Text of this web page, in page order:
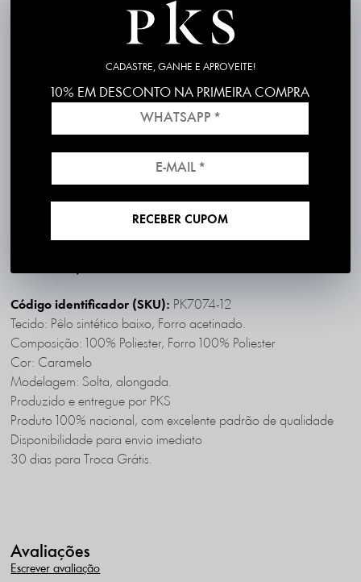
Frete grátis em compras acima de R$199
Código identificador (SKU): PK7074-12
Tecido: Pêlo sintético baixo, Forro acetinado.
Composição: 100% Poliester, Forro 100% Poliester
Cor: Caramelo
Modelagem: Solta, alongada.
Produzido e entregue por PKS
Produto 100% nacional, com excelente padrão de qualidade
Disponibilidade para envio imediato
30 dias para Troca Grátis.
Avaliações
Escrever avaliação
CADASTRE, GANHE E APROVEITE!
10% EM DESCONTO NA PRIMEIRA COMPRA
RECEBER CUPOM